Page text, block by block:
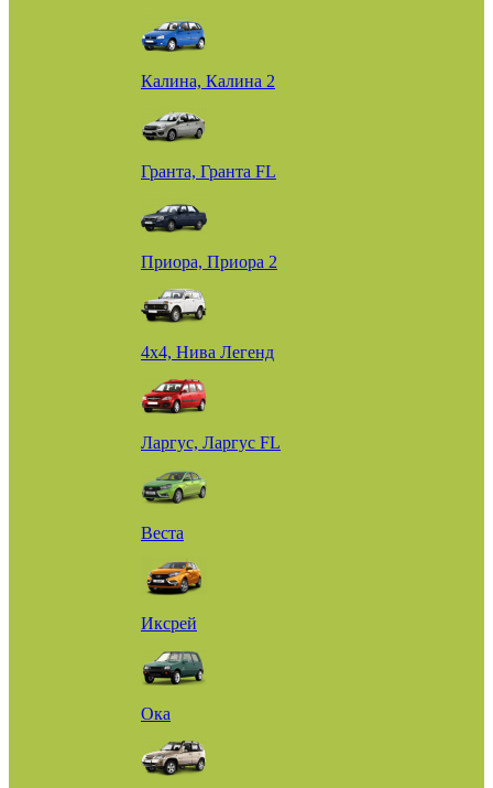
Калина, Калина 2
Гранта, Гранта FL
Приора, Приора 2
4х4, Нива Легенд
Ларгус, Ларгус FL
Веста
Иксрей
Ока